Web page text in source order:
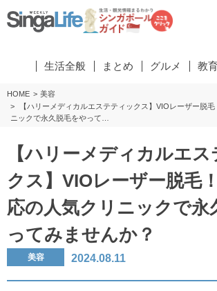
生活全般 まとめ グルメ 教
HOME
美容
【ハリーメディカルエステティックス】VIOレーザー脱
ニックで永久脱毛をやって…
【ハリーメディカルエ
クス】VIOレーザー脱毛
応の人気クリニックで永
ってみませんか？
美容 2024.08.11